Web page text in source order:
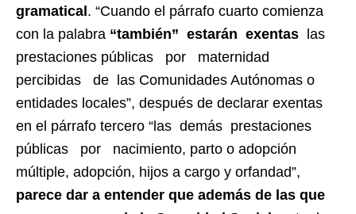
gramatical. “Cuando el párrafo cuarto comienza
con la palabra “también” estarán exentas las
prestaciones públicas por maternidad
percibidas de las Comunidades Autónomas o
entidades locales”, después de declarar exentas
en el párrafo tercero “las demás prestaciones
públicas por nacimiento, parto o adopción
múltiple, adopción, hijos a cargo y orfandad”,
parece dar a entender que además de las que